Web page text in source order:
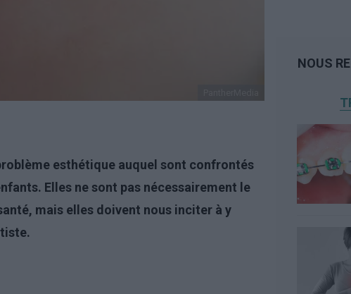
esthétique auquel sont confrontés
Elles ne sont pas nécessairement le
mais elles doivent nous inciter à y
NOUS